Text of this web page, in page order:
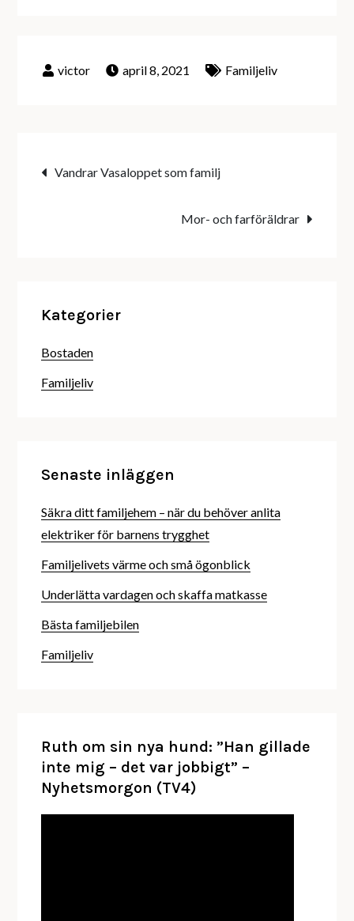
april 8, 2021 Familjeliv
Inläggsnavigering
Vandrar Vasaloppet som familj
Mor- och farföräldrar
Kategorier
Bostaden
Familjeliv
Senaste inläggen
Säkra ditt familjehem – när du behöver anlita
elektriker för barnens trygghet
Familjelivets värme och små ögonblick
Underlätta vardagen och skaffa matkasse
Bästa familjebilen
Familjeliv
Ruth om sin nya hund: ”Han gillade
inte mig – det var jobbigt” –
Nyhetsmorgon (TV4)